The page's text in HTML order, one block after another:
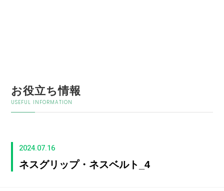
お役立ち情報
USEFUL INFORMATION
2024.07.16
ネスグリップ・ネスベルト_4